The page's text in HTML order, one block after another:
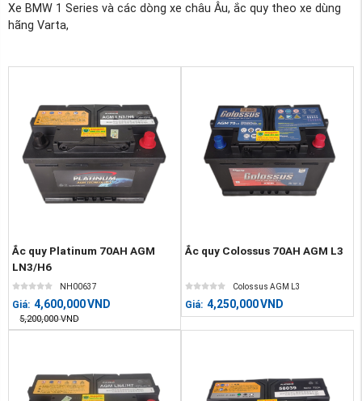
Xe BMW 1 Series và các dòng xe châu Âu, ắc quy theo xe dùng
hãng Varta,
Ắc quy Platinum 70AH AGM
LN3/H6
NH00637
Giá: 4,600,000VND
5,200,000 VND
Ắc quy Colossus 70AH AGM L3
Colossus AGM L3
Giá: 4,250,000VND